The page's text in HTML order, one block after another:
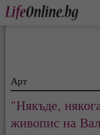
Арт
"Някъде,
живопис на